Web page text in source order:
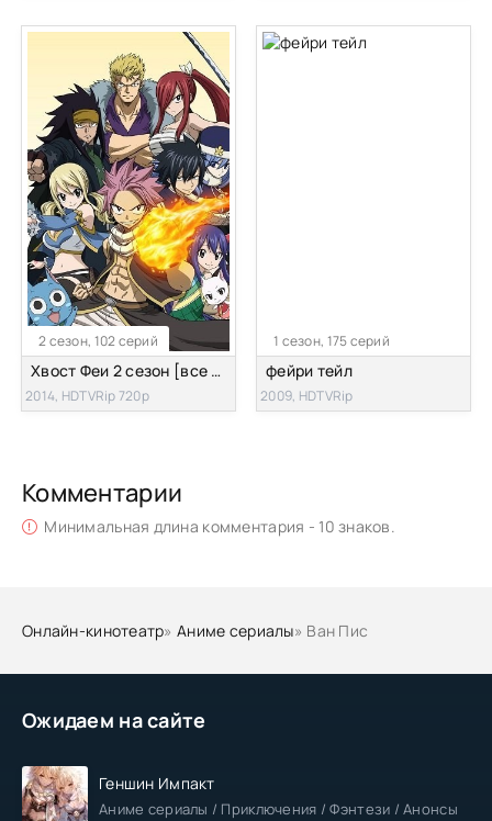
Ожидаем на сайте
Геншин Импакт
Аниме сериалы / Приключения / Фэнтези / Анонсы
2 сезон, 102 серий
Хвост Феи 2 сезон [все серии]
2014, HDTVRip 720p
1 сезон, 175 серий
фейри тейл
2009, HDTVRip
Комментарии
Минимальная длина комментария - 10 знаков.
Онлайн-кинотеатр»Аниме сериалы» Ван Пис